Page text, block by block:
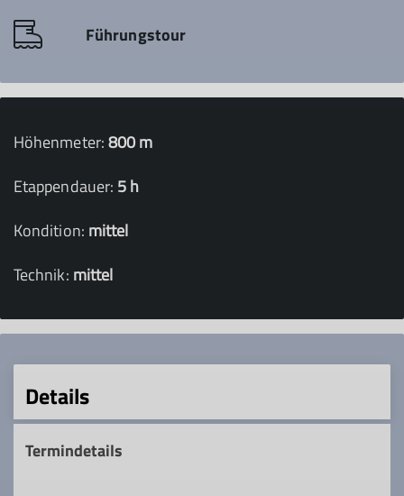
Führungstour
Höhenmeter:800 m
Etappendauer: 5 h
Kondition: mittel
Technik: mittel
Details
Termindetails